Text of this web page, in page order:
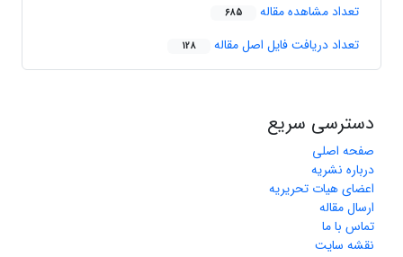
تعداد مشاهده مقاله 685
تعداد دریافت فایل اصل مقاله 128
دسترسی سریع
صفحه اصلی
درباره نشریه
اعضای هیات تحریریه
ارسال مقاله
تماس با ما
نقشه سایت